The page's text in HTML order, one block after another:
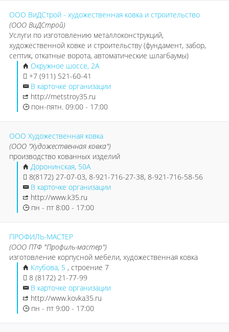
ООО ВиДСтрой - художественная ковка и строительство
(ООО ВиДСтрой)
Услуги по изготовлению металлоконструкций,
художественной ковке и строительству (фундамент, забор,
септик, откатные ворота, автоматические шлагбаумы)
Окружное шоссе, 2А
+7 (911) 521-60-41
В карточке организации
http://metstroy35.ru
пон-пятн. 09:00 - 17:00
ООО Художественная ковка
(ООО "Художественная ковка")
производство кованных изделий
Доронинская, 50А
8(8172) 27-07-03, 8-921-716-27-38, 8-921-716-58-56
В карточке организации
http://www.k35.ru
пн - пт 8:00 - 17:00
ПРОФИЛЬ-МАСТЕР
(ООО ПТФ "Профиль-мастер")
изготовление корпусной мебели, художественная ковка
Клубова, 5 , строение 7
8 (8172) 21-77-99
В карточке организации
http://www.kovka35.ru
пн - пт 9:00 - 17:00